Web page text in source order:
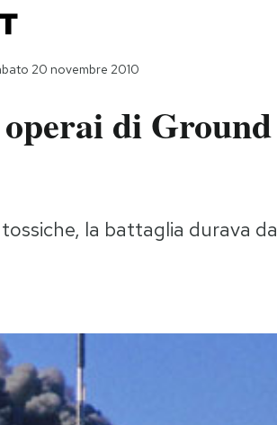
20 novembre 2010
di Ground
la battaglia durava da